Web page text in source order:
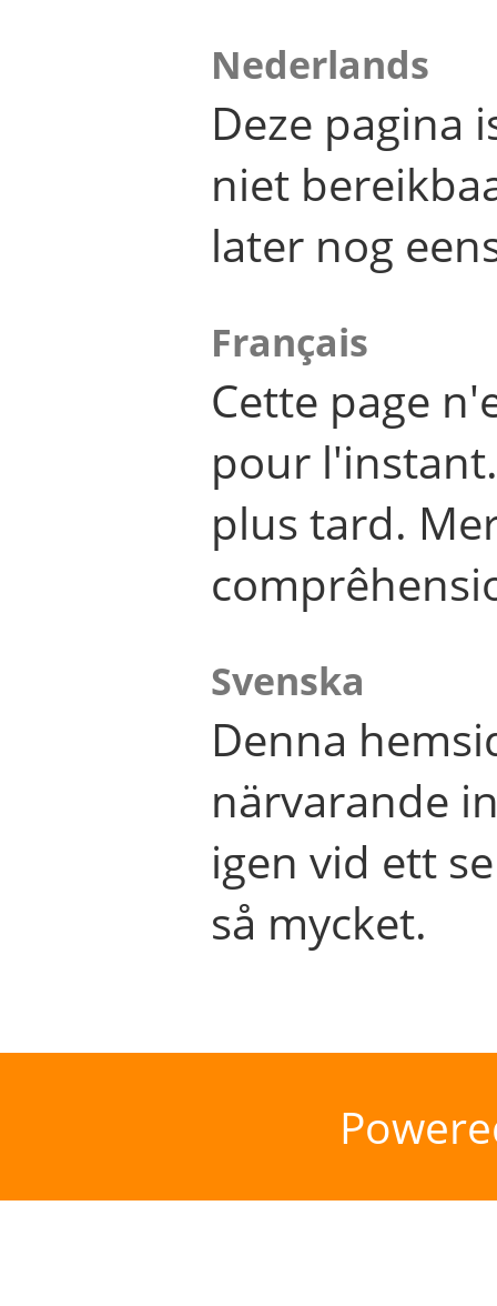
Nederlands
Deze pagina
niet
later nog
Français
Cette page
pour
plus tard.
Svenska
Denna
närvarande
igen vid ett
så mycket.